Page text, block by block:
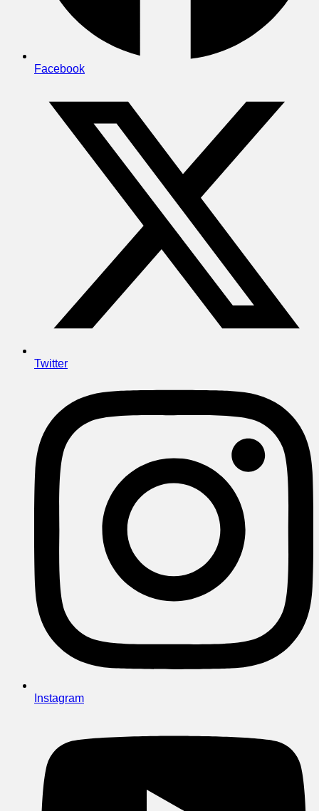
Facebook
Twitter
Instagram